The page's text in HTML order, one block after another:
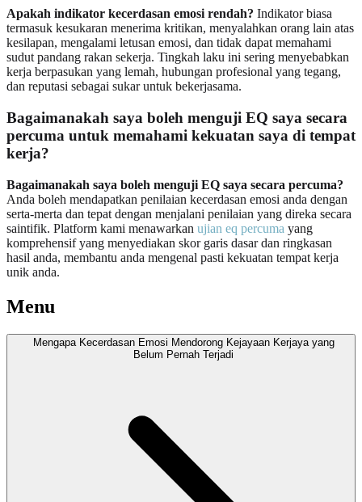
Apakah indikator kecerdasan emosi rendah? Indikator biasa
termasuk kesukaran menerima kritikan, menyalahkan orang lain atas
kesilapan, mengalami letusan emosi, dan tidak dapat memahami
sudut pandang rakan sekerja. Tingkah laku ini sering menyebabkan
kerja berpasukan yang lemah, hubungan profesional yang tegang,
dan reputasi sebagai sukar untuk bekerjasama.
Bagaimanakah saya boleh menguji EQ saya secara
percuma untuk memahami kekuatan saya di tempat
kerja?
Bagaimanakah saya boleh menguji EQ saya secara percuma?
Anda boleh mendapatkan penilaian kecerdasan emosi anda dengan
serta-merta dan tepat dengan menjalani penilaian yang direka secara
saintifik. Platform kami menawarkan ujian eq percuma yang
komprehensif yang menyediakan skor garis dasar dan ringkasan
hasil anda, membantu anda mengenal pasti kekuatan tempat kerja
unik anda.
Menu
Mengapa Kecerdasan Emosi Mendorong Kejayaan Kerjaya yang
Belum Pernah Terjadi